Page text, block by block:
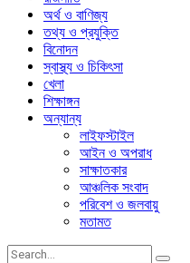
অর্থ ও বাণিজ্য
তথ্য ও প্রযুক্তি
বিনোদন
স্বাস্থ্য ও চিকিৎসা
খেলা
শিক্ষাঙ্গন
অন্যান্য
লাইফস্টাইল
আইন ও অপরাধ
সাক্ষাতকার
আঞ্চলিক সংবাদ
পরিবেশ ও জলবায়ু
মতামত